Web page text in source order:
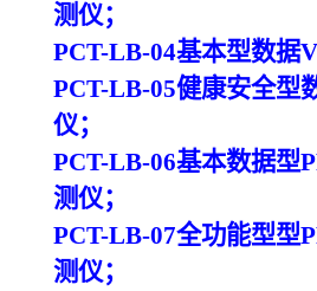
测仪；
PCT-LB-04基本型数据
PCT-LB-05健康安全型
仪；
PCT-LB-06基本数据型
测仪；
PCT-LB-07全功能型型
测仪；